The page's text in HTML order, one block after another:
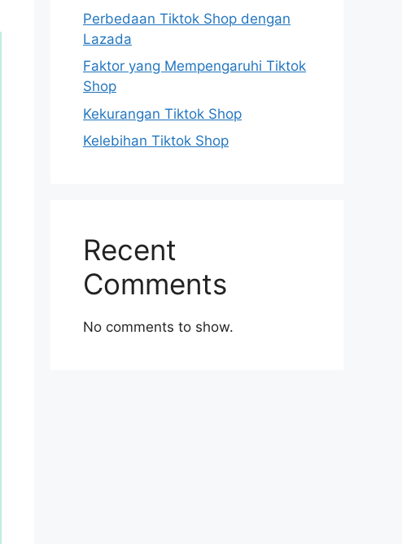
Perbedaan Tiktok Shop dengan
Lazada
Faktor yang Mempengaruhi Tiktok
Shop
Kekurangan Tiktok Shop
Kelebihan Tiktok Shop
Recent
Comments
No comments to show.